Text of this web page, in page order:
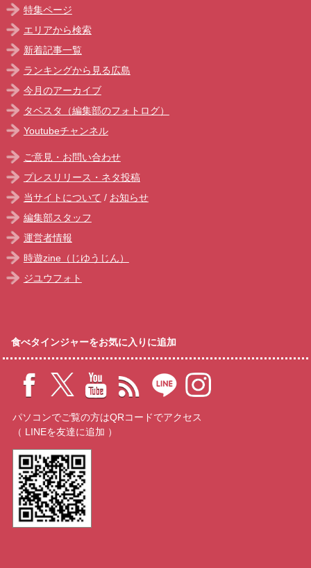
特集ページ
エリアから検索
新着記事一覧
ランキングから見る広島
今月のアーカイブ
タベスタ（編集部のフォトログ）
Youtubeチャンネル
ご意見・お問い合わせ
プレスリリース・ネタ投稿
当サイトについて / お知らせ
編集部スタッフ
運営者情報
時遊zine（じゆうじん）
ジユウフォト
食べタインジャーをお気に入りに追加
パソコンでご覧の方はQRコードでアクセス
（ LINEを友達に追加 ）